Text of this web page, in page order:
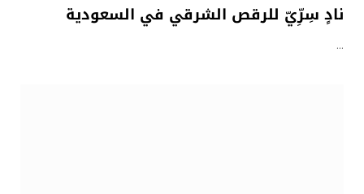
نادٍ سِرِّيّ للرقص الشرقي في السعودية
…